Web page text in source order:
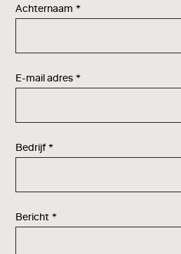
Achternaam *
E-mail adres *
Bedrijf *
Bericht *